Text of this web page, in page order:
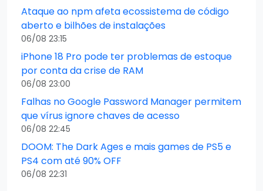
Ataque ao npm afeta ecossistema de código
aberto e bilhões de instalações
06/08 23:15
iPhone 18 Pro pode ter problemas de estoque
por conta da crise de RAM
06/08 23:00
Falhas no Google Password Manager permitem
que vírus ignore chaves de acesso
06/08 22:45
DOOM: The Dark Ages e mais games de PS5 e
PS4 com até 90% OFF
06/08 22:31